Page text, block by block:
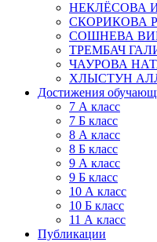
НЕКЛЁСОВА
СКОРИКОВА
СОШНЕВА
ТРЕМБАЧ
ЧАУРОВА
ХЛЫСТУН
Достижения
7 А класс
7 Б класс
8 А класс
8 Б класс
9 А класс
9 Б класс
10 А класс
10 Б класс
11 А класс
Публикации